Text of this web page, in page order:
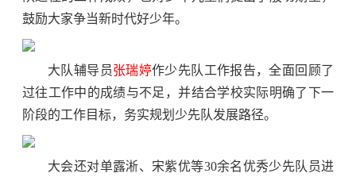
鼓励大家争当新时代好少年。
大队辅导员张瑞婷作少先队工作报告，全面回顾了
过往工作中的成绩与不足，并结合学校实际明确了下一
阶段的工作目标，务实规划少先队发展路径。
大会还对单露淅、宋紫优等30余名优秀少先队员进